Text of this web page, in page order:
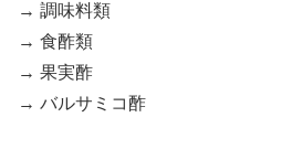
→ 調味料類
→ 食酢類
→ 果実酢
→ バルサミコ酢